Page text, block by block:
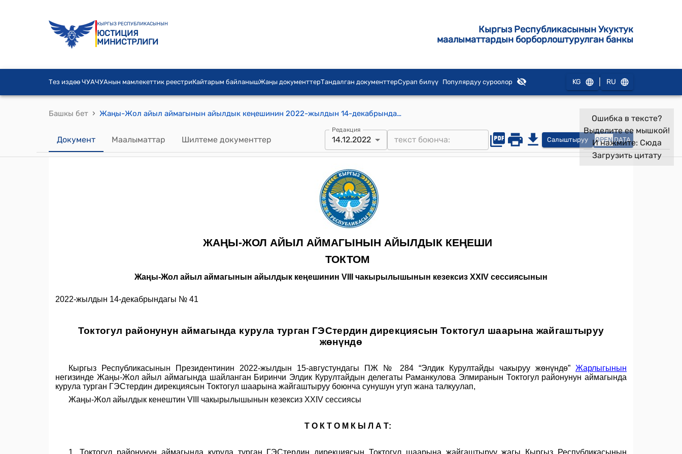
КЫРГЫЗ РЕСПУБЛИКАСЫНЫН
ЮСТИЦИЯ
МИНИСТРЛИГИ
Кыргыз Республикасынын Укуктук
маалыматтардын борборлоштурулган банкы
Тез издөө ЧУАЧУАнын мамлекеттик реестриКайтарым байланышЖаңы документтерТандалган документтерСурап билүү Популярдуу суроолор KG RU
Башкы бет › Жаңы-Жол айыл аймагынын айылдык кеңешинин 2022-жылдын 14-декабрындагы № 41 "Токтогул районунун аймагында курула турган ГЭСтердин дирекциясын Токтогул шаарына жайгаштыруу жөнүндө" токтому
Документ Маалыматтар Шилтеме документтер
Редакция
14.12.2022 Салыштыруу OPEN DATA
Ошибка в тексте?
Выделите ее мышкой!
И нажмите: Сюда
Загрузить цитату